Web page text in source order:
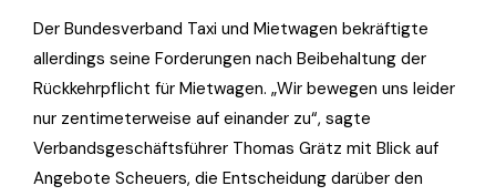
Der Bundesverband Taxi und Mietwagen bekräftigte
allerdings seine Forderungen nach Beibehaltung der
Rückkehrpflicht für Mietwagen. „Wir bewegen uns leider
nur zentimeterweise auf einander zu“, sagte
Verbandsgeschäftsführer Thomas Grätz mit Blick auf
Angebote Scheuers, die Entscheidung darüber den